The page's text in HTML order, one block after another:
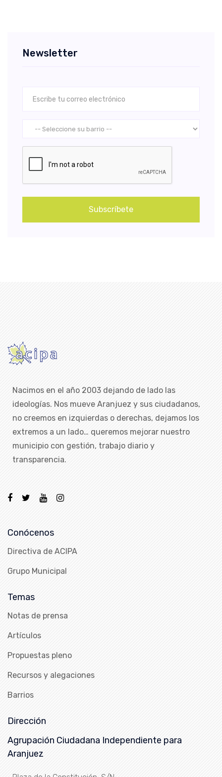
Newsletter
Subscríbete
Nacimos en el año 2003 dejando de lado las
ideologías. Nos mueve Aranjuez y sus ciudadanos,
no creemos en izquierdas o derechas, dejamos los
extremos a un lado… queremos mejorar nuestro
municipio con gestión, trabajo diario y
transparencia.
Conócenos
Directiva de ACIPA
Grupo Municipal
Temas
Notas de prensa
Artículos
Propuestas pleno
Recursos y alegaciones
Barrios
Dirección
Agrupación Ciudadana Independiente para
Aranjuez